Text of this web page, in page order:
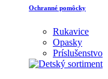
Ochranné pomôcky
Rukavice
Opasky
Príslušenstvo